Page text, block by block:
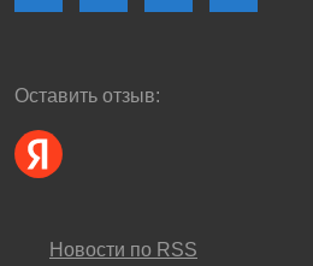
Оставить отзыв:
Новости по RSS